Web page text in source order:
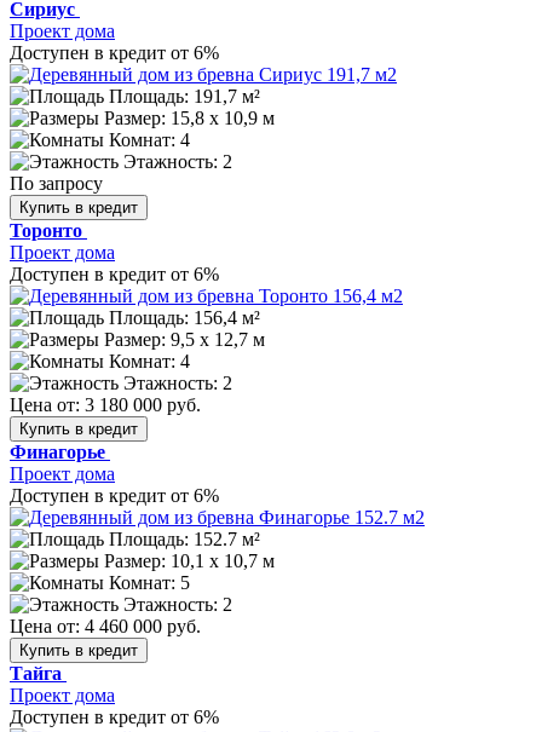
Сириус
Проект дома
Доступен в кредит от 6%
Площадь: 191,7 м²
Размер: 15,8 x 10,9 м
Комнат: 4
Этажность: 2
По запросу
Купить в кредит
Торонто
Проект дома
Доступен в кредит от 6%
Площадь: 156,4 м²
Размер: 9,5 х 12,7 м
Комнат: 4
Этажность: 2
Цена от: 3 180 000 руб.
Купить в кредит
Финагорье
Проект дома
Доступен в кредит от 6%
Площадь: 152.7 м²
Размер: 10,1 х 10,7 м
Комнат: 5
Этажность: 2
Цена от: 4 460 000 руб.
Купить в кредит
Тайга
Проект дома
Доступен в кредит от 6%